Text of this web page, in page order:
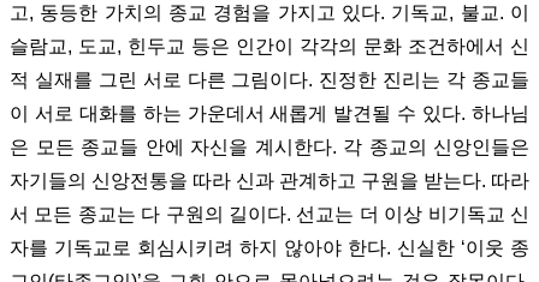
고, 동등한 가치의 종교 경험을 가지고 있다. 기독교, 불교. 이
슬람교, 도교, 힌두교 등은 인간이 각각의 문화 조건하에서 신
적 실재를 그린 서로 다른 그림이다. 진정한 진리는 각 종교들
이 서로 대화를 하는 가운데서 새롭게 발견될 수 있다. 하나님
은 모든 종교들 안에 자신을 계시한다. 각 종교의 신앙인들은
자기들의 신앙전통을 따라 신과 관계하고 구원을 받는다. 따라
서 모든 종교는 다 구원의 길이다. 선교는 더 이상 비기독교 신
자를 기독교로 회심시키려 하지 않아야 한다. 신실한 ‘이웃 종